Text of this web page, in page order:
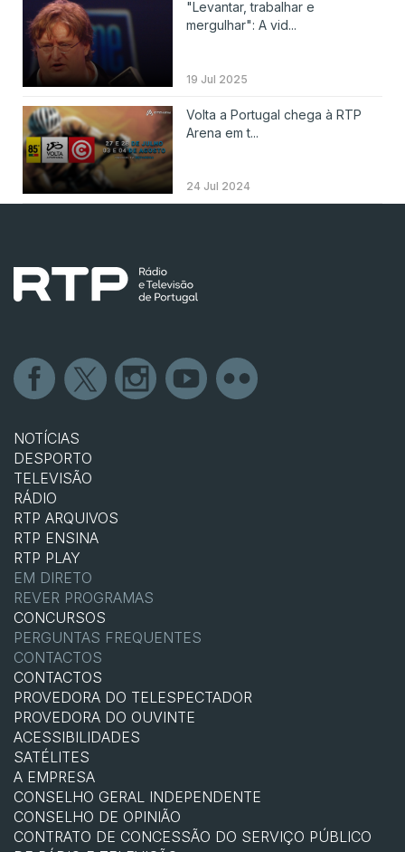
"Levantar, trabalhar e
mergulhar": A vid...
19 Jul 2025
Volta a Portugal chega à RTP
Arena em t...
24 Jul 2024
NOTÍCIAS
DESPORTO
TELEVISÃO
RÁDIO
RTP ARQUIVOS
RTP ENSINA
RTP PLAY
EM DIRETO
REVER PROGRAMAS
CONCURSOS
PERGUNTAS FREQUENTES
CONTACTOS
CONTACTOS
PROVEDORA DO TELESPECTADOR
PROVEDORA DO OUVINTE
ACESSIBILIDADES
SATÉLITES
A EMPRESA
CONSELHO GERAL INDEPENDENTE
CONSELHO DE OPINIÃO
CONTRATO DE CONCESSÃO DO SERVIÇO PÚBLICO